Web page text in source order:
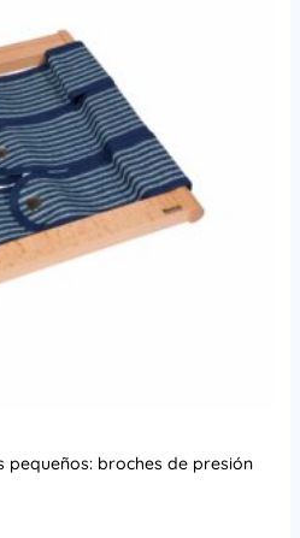
broches de presión